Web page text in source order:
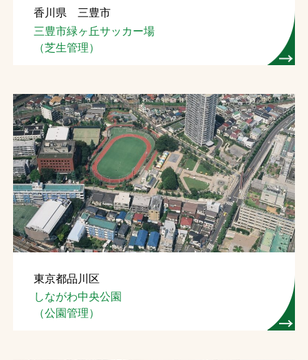
香川県 三豊市
三豊市緑ヶ丘サッカー場
（芝生管理）
東京都品川区
しながわ中央公園
（公園管理）